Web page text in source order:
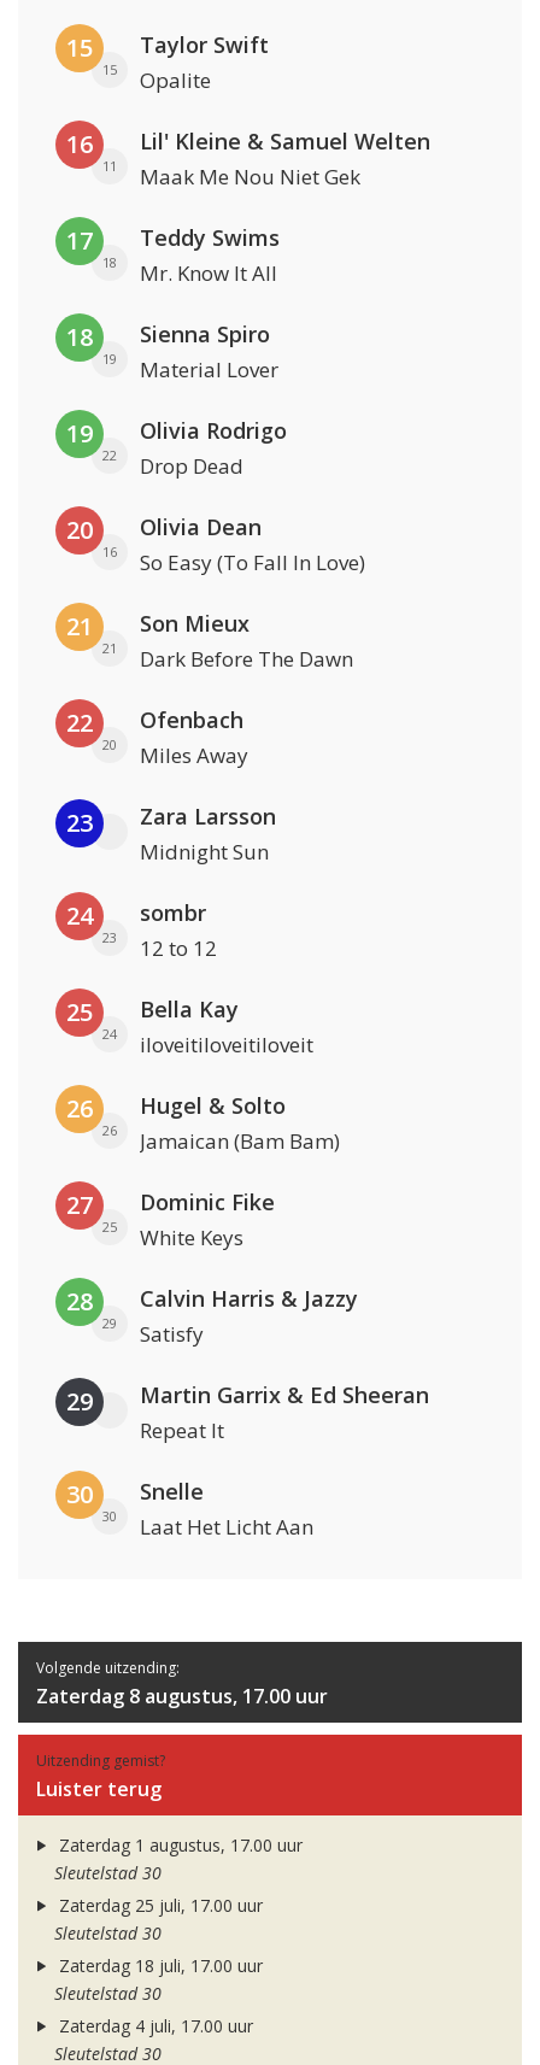
15
15
Taylor Swift
Opalite
16
11
Lil' Kleine & Samuel Welten
Maak Me Nou Niet Gek
17
18
Teddy Swims
Mr. Know It All
18
19
Sienna Spiro
Material Lover
19
22
Olivia Rodrigo
Drop Dead
20
16
Olivia Dean
So Easy (To Fall In Love)
21
21
Son Mieux
Dark Before The Dawn
22
20
Ofenbach
Miles Away
23 Zara Larsson
Midnight Sun
24
23
sombr
12 to 12
25
24
Bella Kay
iloveitiloveitiloveit
26
26
Hugel & Solto
Jamaican (Bam Bam)
27
25
Dominic Fike
White Keys
28
29
Calvin Harris & Jazzy
Satisfy
29 Martin Garrix & Ed Sheeran
Repeat It
30
30
Snelle
Laat Het Licht Aan
Volgende uitzending:
Zaterdag 8 augustus, 17.00 uur
Uitzending gemist?
Luister terug
Zaterdag 1 augustus, 17.00 uur
Sleutelstad 30
Zaterdag 25 juli, 17.00 uur
Sleutelstad 30
Zaterdag 18 juli, 17.00 uur
Sleutelstad 30
Zaterdag 4 juli, 17.00 uur
Sleutelstad 30